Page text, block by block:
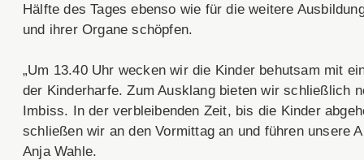
Hälfte des Tages ebenso wie für die weitere
und ihrer Organe schöpfen.
„Um 13.40 Uhr wecken wir die Kinder behutsam mit
der Kinderharfe. Zum Ausklang bieten wir schließlich
Imbiss. In der verbleibenden Zeit, bis die Kinder
schließen wir an den Vormittag an und führen unsere
Anja Wahle.